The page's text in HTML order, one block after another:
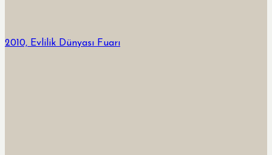
2010, Evlilik Dünyası Fuarı